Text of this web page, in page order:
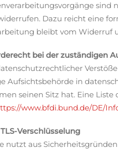
Dazu reicht eine
bleibt vom Widerruf
bei der zuständigen
Aufsichtsbehörde in
seinen Sitz hat. Eine
www.bfdi.bund.de/DE/
Verschlüsselung
nutzt aus